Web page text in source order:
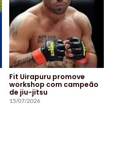
Fit Uirapuru promove
workshop com campeão
de jiu-jitsu
15/07/2026